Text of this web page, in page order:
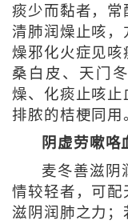
痰少而黏者，
清肺润燥止咳，
燥邪化火症见
桑白皮、天门
燥、化痰止咳
排脓的桔梗同用
阴虚劳嗽咯
麦冬善滋阴
情较轻者，可配
滋阴润肺之力